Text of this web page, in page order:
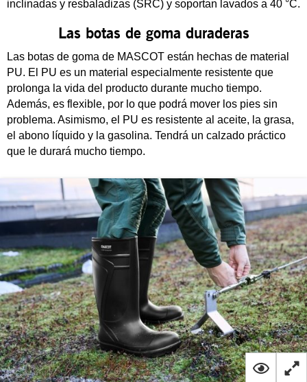
inclinadas y resbaladizas (SRC) y soportan lavados a 40 °C.
Las botas de goma duraderas
Las botas de goma de MASCOT están hechas de material
PU. El PU es un material especialmente resistente que
prolonga la vida del producto durante mucho tiempo.
Además, es flexible, por lo que podrá mover los pies sin
problema. Asimismo, el PU es resistente al aceite, la grasa,
el abono líquido y la gasolina. Tendrá un calzado práctico
que le durará mucho tiempo.